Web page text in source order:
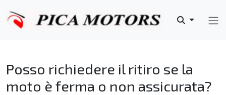
Posso richiedere il ritiro se la
moto è ferma o non assicurata?